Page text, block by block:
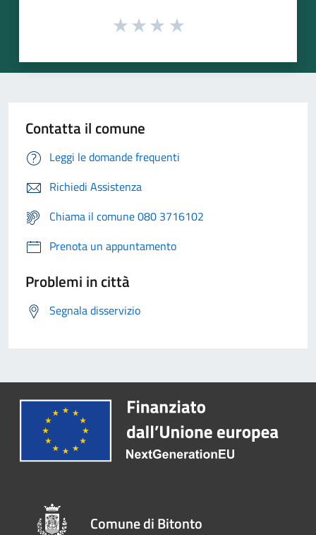
Contatta il comune
Leggi le domande frequenti
Richiedi Assistenza
Chiama il comune 080 3716102
Prenota un appuntamento
Problemi in città
Segnala disservizio
Comune di Bitonto